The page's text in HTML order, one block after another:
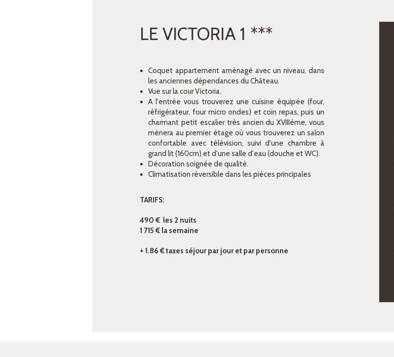
LE VICTORIA 1 ***
Coquet appartement aménagé avec un niveau, dans
les anciennes dépendances du Château.
Vue sur la cour Victoria.
A l'entrée vous trouverez une cuisine équipée (four,
réfrigérateur, four micro ondes) et coin repas, puis un
charmant petit escalier très ancien du XVIIIème, vous
mènera au premier étage où vous trouverez un salon
confortable avec télévision, suivi d'une chambre à
grand lit (160cm) et d'une salle d'eau (douche et WC).
Décoration soignée de qualité.
Climatisation réversible dans les pièces principales
TARIFS:
490 € les 2 nuits
1 715 € la semaine
+ 1.86 € taxes séjour par jour et par personne